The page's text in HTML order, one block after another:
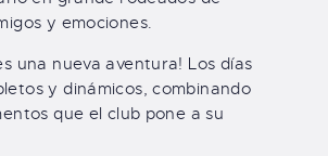
y emociones.
una nueva aventura! Los días
y dinámicos, combinando
que el club pone a su